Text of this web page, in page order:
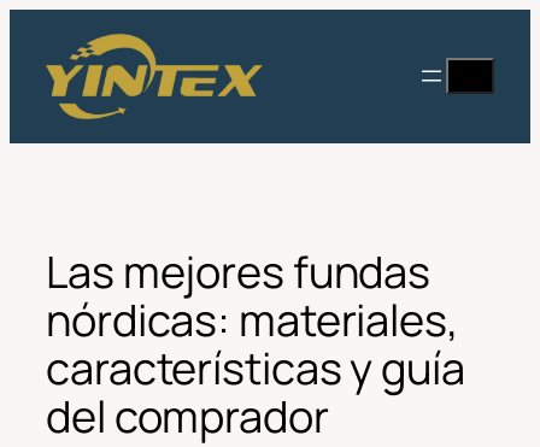
contenido
en
Las mejores fundas
nórdicas: materiales,
características y guía
del comprador